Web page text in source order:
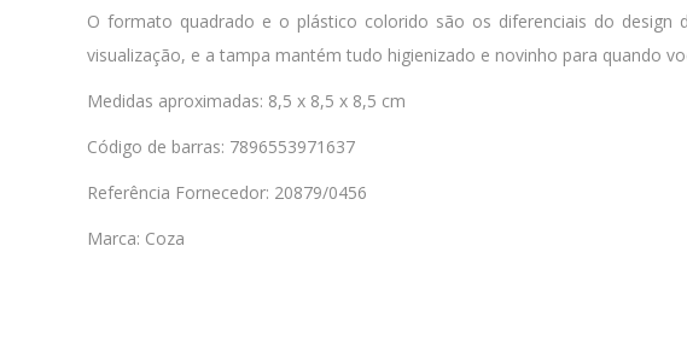
O formato quadrado e o plástico colorido são os diferenciais do
visualização, e a tampa mantém tudo higienizado e novinho para quando
Medidas aproximadas: 8,5 x 8,5 x 8,5 cm
Código de barras: 7896553971637
Referência Fornecedor: 20879/0456
Marca: Coza